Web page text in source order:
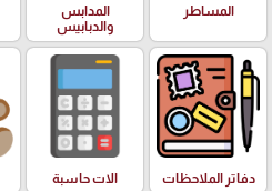
المساطر
المدابس
والدبابيس
دفاتر الملاحظات الات حاسبة